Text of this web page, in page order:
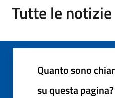
Tutte le
Quanto sono
su questa pagina?